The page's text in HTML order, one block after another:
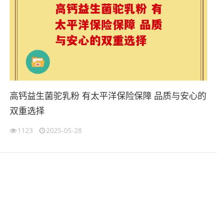
高钙益生菌驼乳粉 有太平洋保险保障 品质与安心的
双重选择
1123 2025-05-28